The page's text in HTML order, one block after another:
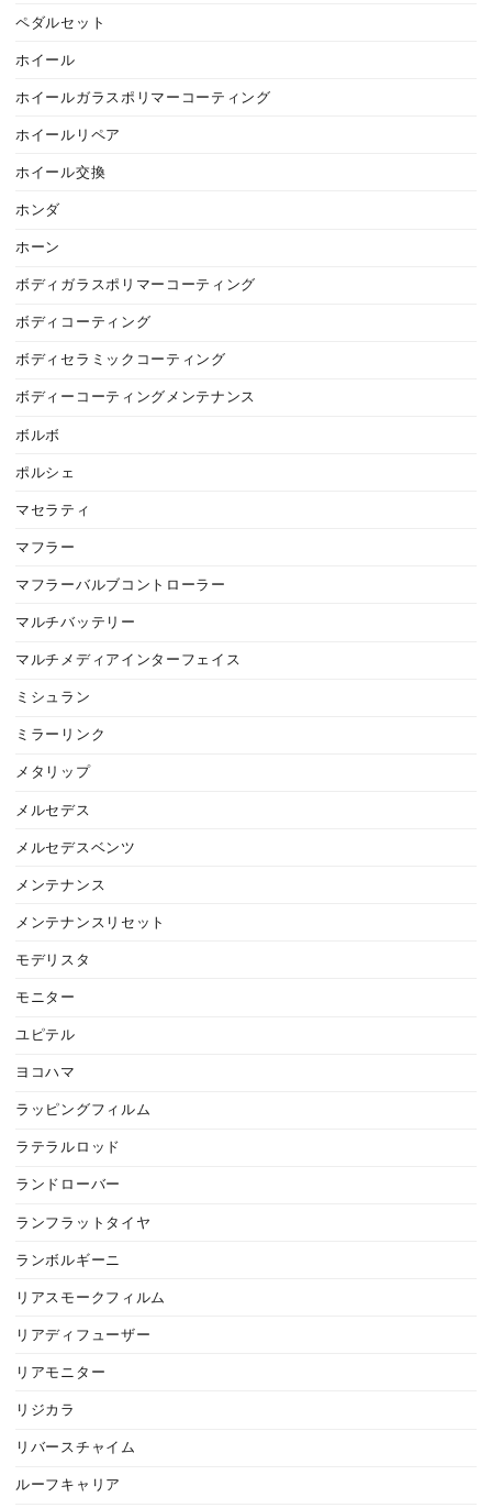
ペダルセット
ホイール
ホイールガラスポリマーコーティング
ホイールリペア
ホイール交換
ホンダ
ホーン
ボディガラスポリマーコーティング
ボディコーティング
ボディセラミックコーティング
ボディーコーティングメンテナンス
ボルボ
ポルシェ
マセラティ
マフラー
マフラーバルブコントローラー
マルチバッテリー
マルチメディアインターフェイス
ミシュラン
ミラーリンク
メタリップ
メルセデス
メルセデスベンツ
メンテナンス
メンテナンスリセット
モデリスタ
モニター
ユピテル
ヨコハマ
ラッピングフィルム
ラテラルロッド
ランドローバー
ランフラットタイヤ
ランボルギーニ
リアスモークフィルム
リアディフューザー
リアモニター
リジカラ
リバースチャイム
ルーフキャリア